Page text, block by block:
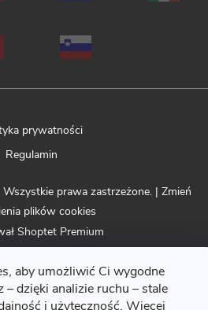
aby umożliwić Ci wygodne
– dzięki analizie ruchu – stale
i użyteczność. Więcej
prywatności
Regulamin
Shoptet Premium
Wszystkie prawa zastrzeżone. | Zmień
plików cookies